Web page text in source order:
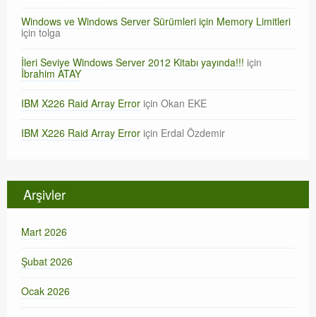
Windows ve Windows Server Sürümleri için Memory Limitleri
içintolga
İleri Seviye Windows Server 2012 Kitabı yayında!!! için
İbrahim ATAY
IBM X226 Raid Array Error için Okan EKE
IBM X226 Raid Array Error için Erdal Özdemir
Arşivler
Mart 2026
Şubat 2026
Ocak 2026